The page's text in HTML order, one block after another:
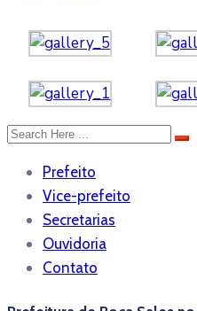
Prefeito
Vice-prefeito
Secretarias
Ouvidoria
Contato